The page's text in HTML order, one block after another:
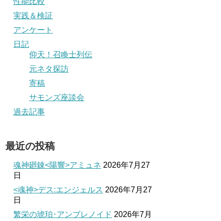
実践＆検証
アンケート
日記
仰天！召喚士列伝
元ネタ探訪
寄稿
サモンズ座談会
過去記事
最近の投稿
魂神廻錬<陽響>アミュネ 2026年7月27
日
<魂神>デス:エンジェルス 2026年7月27
日
繁栄の琥珀･アンブレノイド 2026年7月